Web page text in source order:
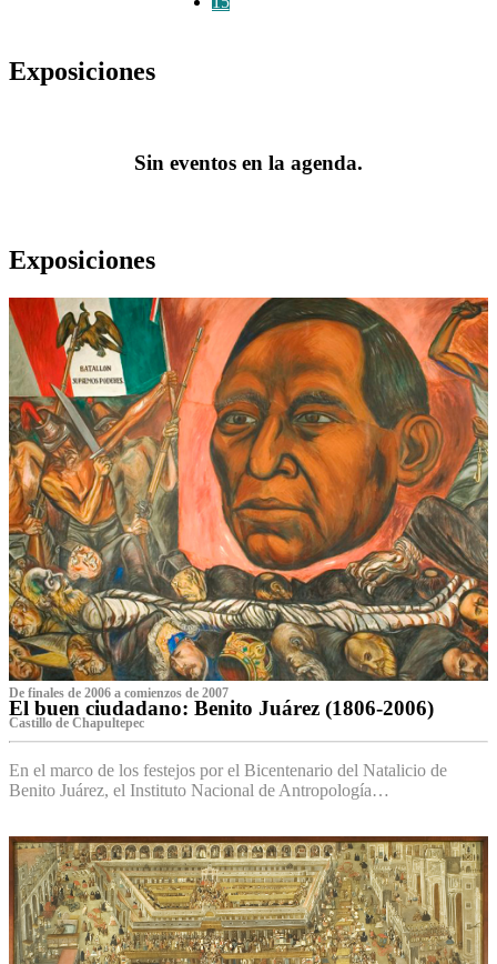
Exposiciones
Sin eventos en la agenda.
Exposiciones
De finales de 2006 a comienzos de 2007
El buen ciudadano: Benito Juárez (1806-2006)
Castillo de Chapultepec
En el marco de los festejos por el Bicentenario del Natalicio de
Benito Juárez, el Instituto Nacional de Antropología…